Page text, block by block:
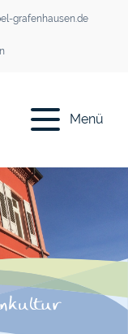
grafenhausen.de
Menü